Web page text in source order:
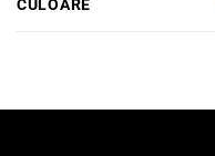
CULOARE